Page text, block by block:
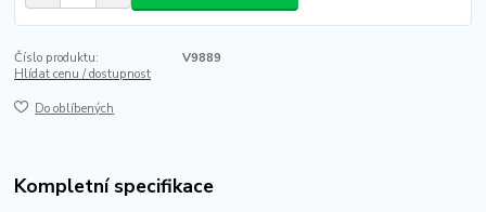
Číslo produktu:
V9889
Hlídat cenu / dostupnost
Do oblíbených
Kompletní specifikace